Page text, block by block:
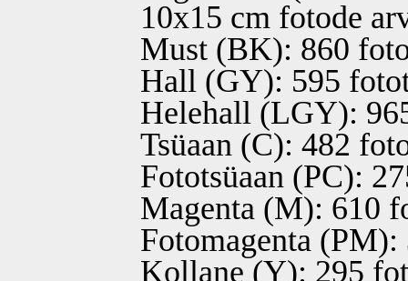
10x15 cm fotode
Must (BK): 860
Hall (GY): 595
Helehall (LGY):
Tsüaan (C): 482
Fototsüaan (PC):
Magenta (M): 610
Fotomagenta
Kollane (Y): 295